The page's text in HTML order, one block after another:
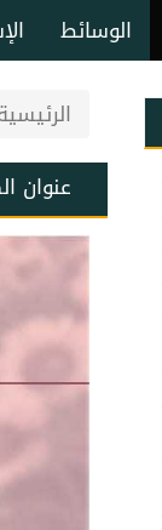
الوسائط
عنوان